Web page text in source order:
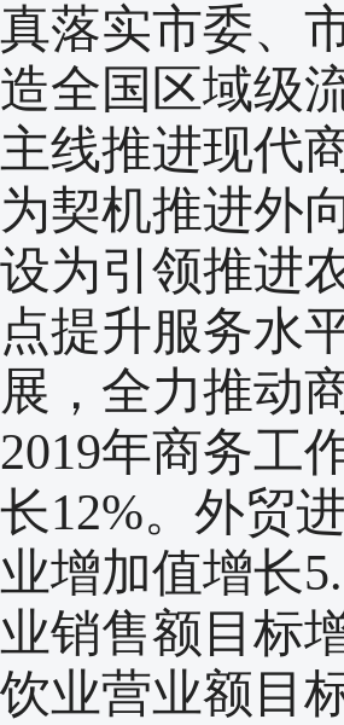
真落实市委、
造全国区域级
主线推进现代
为契机推进外
设为引领推进
点提升服务水
展，全力推动
2019年商务工
长12%。外贸
业增加值增长
业销售额目标
饮业营业额目